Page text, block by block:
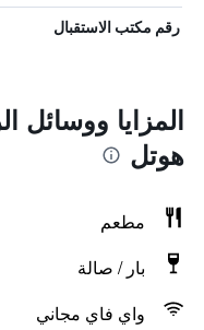
رقم مكتب الاستقبال
المزايا ووسائل
هوتل
مطعم
بار / صالة
واي فاي مجاني